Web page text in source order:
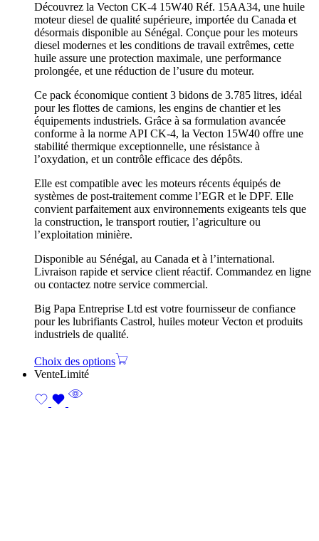
Découvrez la Vecton CK-4 15W40 Réf. 15AA34, une huile
moteur diesel de qualité supérieure, importée du Canada et
désormais disponible au Sénégal. Conçue pour les moteurs
diesel modernes et les conditions de travail extrêmes, cette
huile assure une protection maximale, une performance
prolongée, et une réduction de l’usure du moteur.
Ce pack économique contient 3 bidons de 3.785 litres, idéal
pour les flottes de camions, les engins de chantier et les
équipements industriels. Grâce à sa formulation avancée
conforme à la norme API CK-4, la Vecton 15W40 offre une
stabilité thermique exceptionnelle, une résistance à
l’oxydation, et un contrôle efficace des dépôts.
Elle est compatible avec les moteurs récents équipés de
systèmes de post-traitement comme l’EGR et le DPF. Elle
convient parfaitement aux environnements exigeants tels que
la construction, le transport routier, l’agriculture ou
l’exploitation minière.
Disponible au Sénégal, au Canada et à l’international.
Livraison rapide et service client réactif. Commandez en ligne
ou contactez notre service commercial.
Big Papa Entreprise Ltd est votre fournisseur de confiance
pour les lubrifiants Castrol, huiles moteur Vecton et produits
industriels de qualité.
Choix des options
VenteLimité